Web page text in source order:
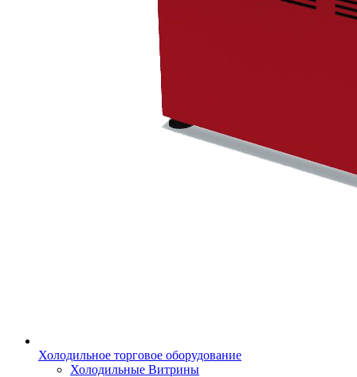
Холодильное торговое оборудование
Холодильные Витрины